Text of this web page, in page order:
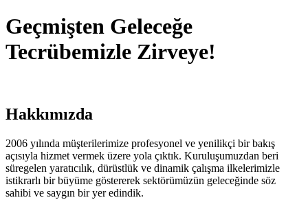
Geçmişten Geleceğe
Tecrübemizle Zirveye!
Hakkımızda
2006 yılında müşterilerimize profesyonel ve yenilikçi bir bakış
açısıyla hizmet vermek üzere yola çıktık. Kuruluşumuzdan beri
süregelen yaratıcılık, dürüstlük ve dinamik çalışma ilkelerimizle
istikrarlı bir büyüme göstererek sektörümüzün geleceğinde söz
sahibi ve saygın bir yer edindik.